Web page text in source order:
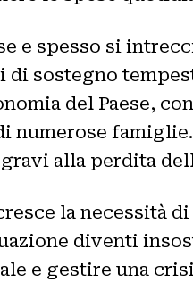
e spesso si
di sostegno
del Paese,
numerose
alla perdita
la necessità
diventi
e gestire una